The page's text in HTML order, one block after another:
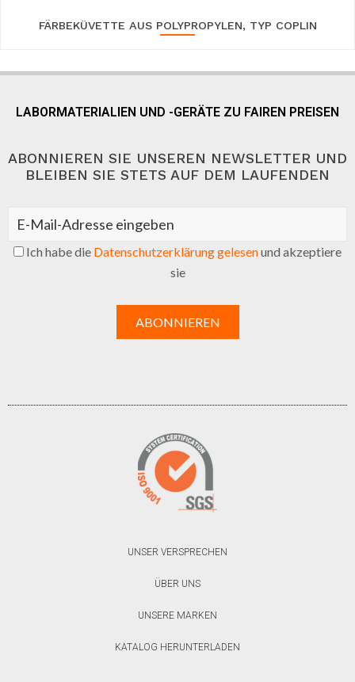
FÄRBEKÜVETTE AUS POLYPROPYLEN, TYP COPLIN
LABORMATERIALIEN UND -GERÄTE ZU FAIREN PREISEN
ABONNIEREN SIE UNSEREN NEWSLETTER UND
BLEIBEN SIE STETS AUF DEM LAUFENDEN
Ich habe die Datenschutzerklärung gelesenund akzeptiere
sie
UNSER VERSPRECHEN
ÜBER UNS
UNSERE MARKEN
KATALOG HERUNTERLADEN